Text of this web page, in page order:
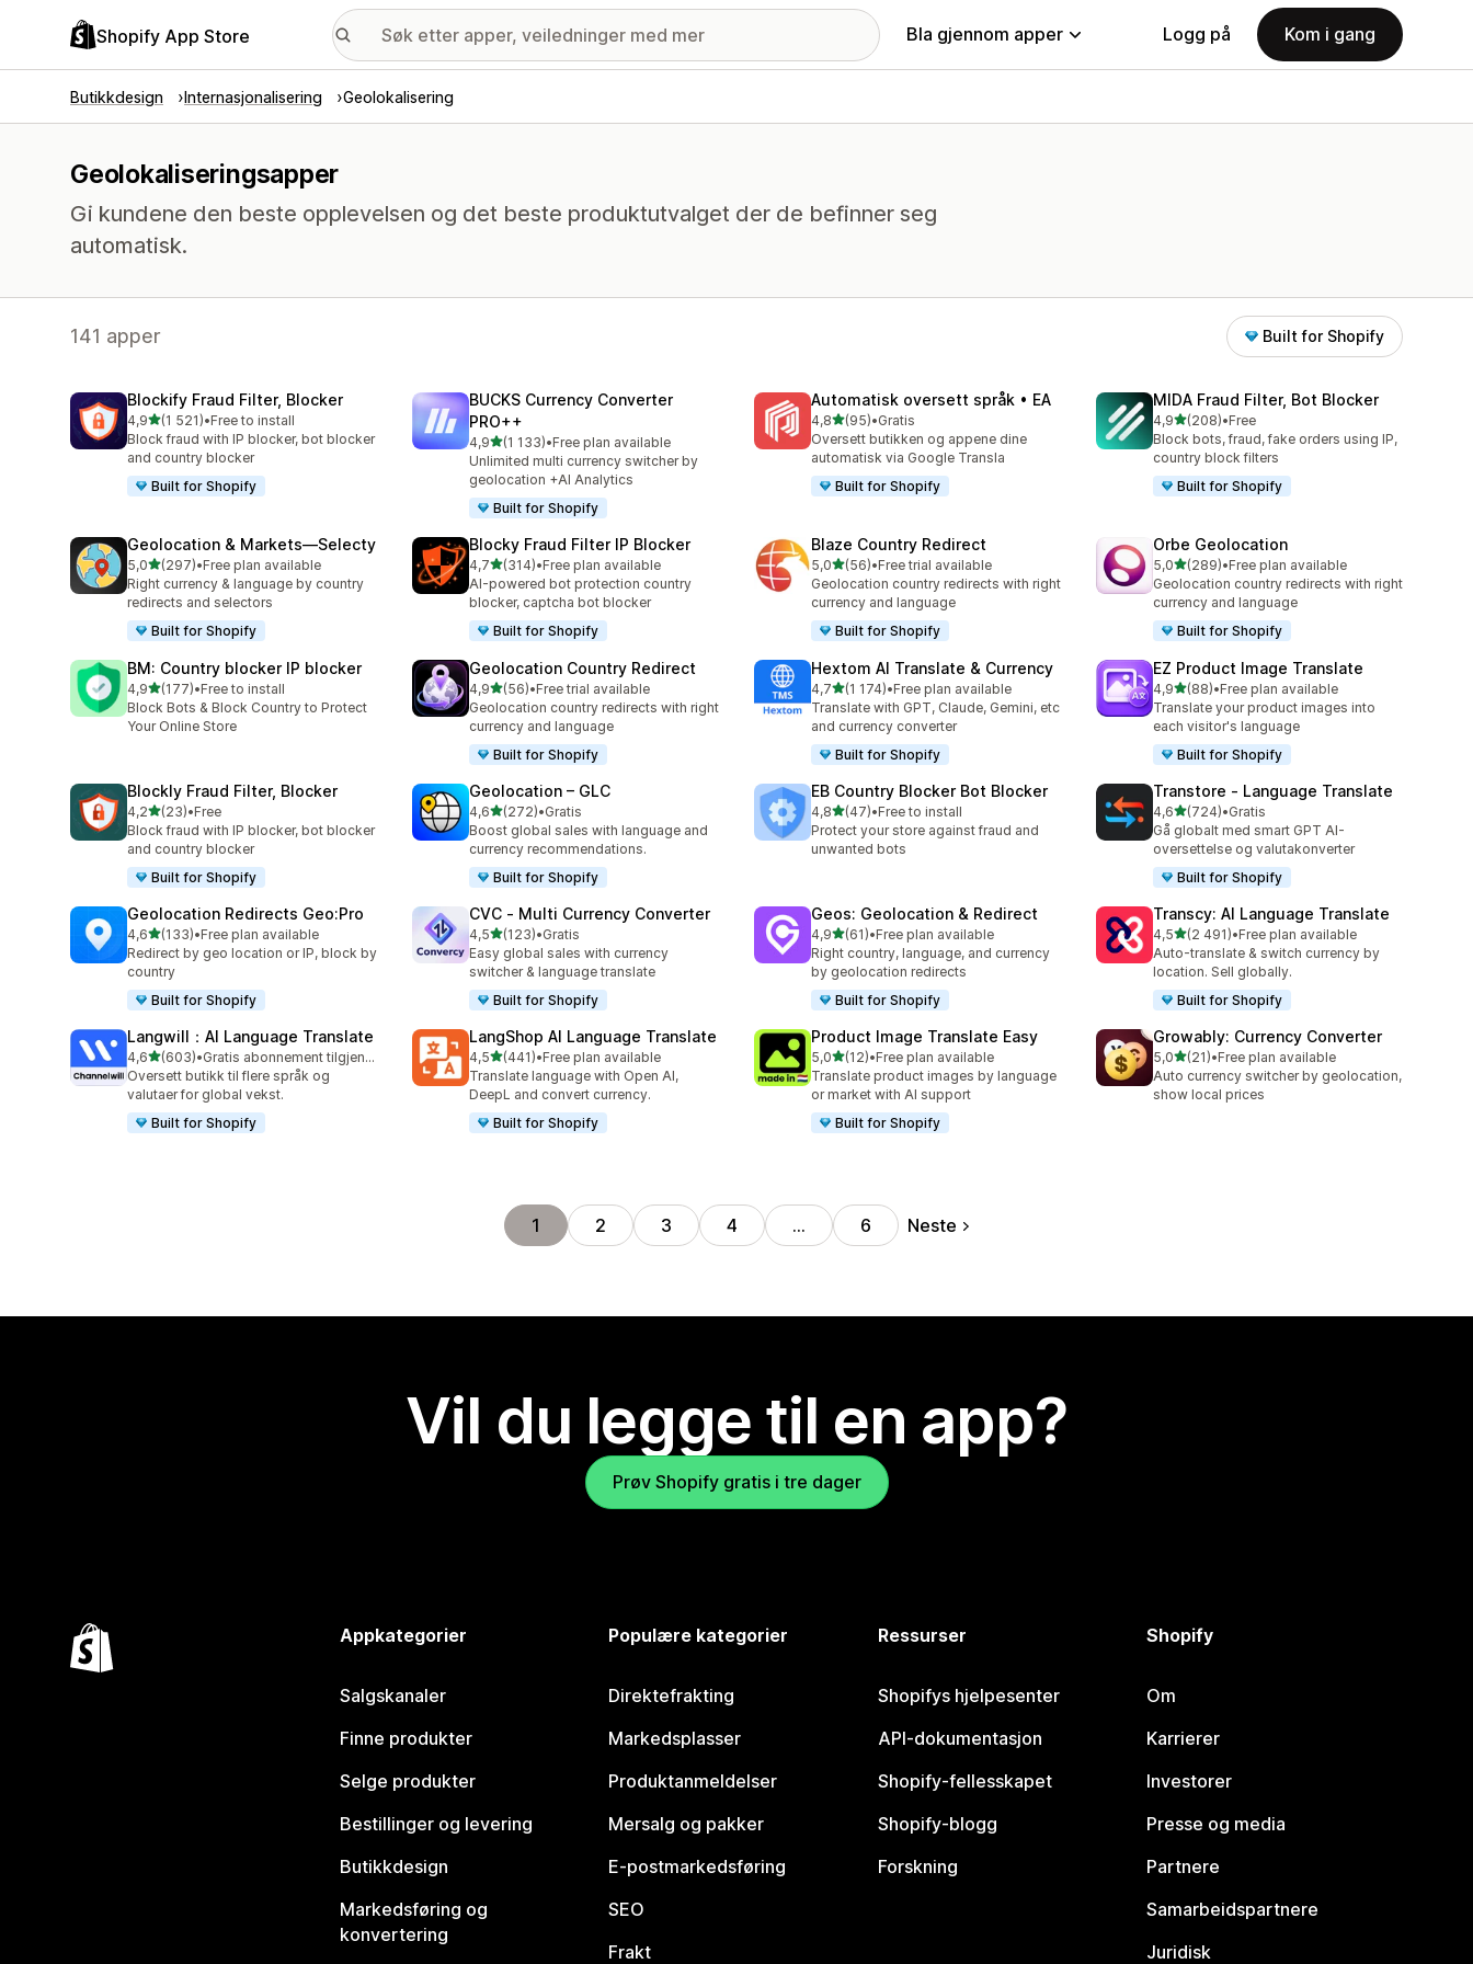
Shopify App Store Bla gjennom apper Logg på Kom i gang
Butikkdesign Internasjonalisering Geolokalisering
Geolokaliseringsapper
Gi kundene den beste opplevelsen og det beste produktutvalget der de befinner seg
automatisk.
141 apper Built for Shopify
Blockify Fraud Filter, Blocker
4,9av 5 stjerner
(1 521)
Totalt 1521 omtaler
•Free to install
Block fraud with IP blocker, bot blocker
and country blocker
Built for Shopify
BUCKS Currency Converter
PRO++
4,9av 5 stjerner
(1 133)
Totalt 1133 omtaler
•Free plan available
Unlimited multi currency switcher by
geolocation +AI Analytics
Built for Shopify
Automatisk oversett språk • EA
4,8av 5 stjerner
(95)
Totalt 95 omtaler
•Gratis
Oversett butikken og appene dine
automatisk via Google Transla
Built for Shopify
MIDA Fraud Filter, Bot Blocker
4,9av 5 stjerner
(208)
Totalt 208 omtaler
•Free
Block bots, fraud, fake orders using IP,
country block filters
Built for Shopify
Geolocation & Markets—Selecty
5,0av 5 stjerner
(297)
Totalt 297 omtaler
•Free plan available
Right currency & language by country
redirects and selectors
Built for Shopify
Blocky Fraud Filter IP Blocker
4,7av 5 stjerner
(314)
Totalt 314 omtaler
•Free plan available
AI-powered bot protection country
blocker, captcha bot blocker
Built for Shopify
Blaze Country Redirect
5,0av 5 stjerner
(56)
Totalt 56 omtaler
•Free trial available
Geolocation country redirects with right
currency and language
Built for Shopify
Orbe Geolocation
5,0av 5 stjerner
(289)
Totalt 289 omtaler
•Free plan available
Geolocation country redirects with right
currency and language
Built for Shopify
BM: Country blocker IP blocker
4,9av 5 stjerner
(177)
Totalt 177 omtaler
•Free to install
Block Bots & Block Country to Protect
Your Online Store
Geolocation Country Redirect
4,9av 5 stjerner
(56)
Totalt 56 omtaler
•Free trial available
Geolocation country redirects with right
currency and language
Built for Shopify
Hextom AI Translate & Currency
4,7av 5 stjerner
(1 174)
Totalt 1174 omtaler
•Free plan available
Translate with GPT, Claude, Gemini, etc
and currency converter
Built for Shopify
EZ Product Image Translate
4,9av 5 stjerner
(88)
Totalt 88 omtaler
•Free plan available
Translate your product images into
each visitor's language
Built for Shopify
Blockly Fraud Filter, Blocker
4,2av 5 stjerner
(23)
Totalt 23 omtaler
•Free
Block fraud with IP blocker, bot blocker
and country blocker
Built for Shopify
Geolocation – GLC
4,6av 5 stjerner
(272)
Totalt 272 omtaler
•Gratis
Boost global sales with language and
currency recommendations.
Built for Shopify
EB Country Blocker Bot Blocker
4,8av 5 stjerner
(47)
Totalt 47 omtaler
•Free to install
Protect your store against fraud and
unwanted bots
Transtore ‑ Language Translate
4,6av 5 stjerner
(724)
Totalt 724 omtaler
•Gratis
Gå globalt med smart GPT AI-
oversettelse og valutakonverter
Built for Shopify
Geolocation Redirects Geo:Pro
4,6av 5 stjerner
(133)
Totalt 133 omtaler
•Free plan available
Redirect by geo location or IP, block by
country
Built for Shopify
CVC ‑ Multi Currency Converter
4,5av 5 stjerner
(123)
Totalt 123 omtaler
•Gratis
Easy global sales with currency
switcher & language translate
Built for Shopify
Geos: Geolocation & Redirect
4,9av 5 stjerner
(61)
Totalt 61 omtaler
•Free plan available
Right country, language, and currency
by geolocation redirects
Built for Shopify
Transcy: AI Language Translate
4,5av 5 stjerner
(2 491)
Totalt 2491 omtaler
•Free plan available
Auto-translate & switch currency by
location. Sell globally.
Built for Shopify
Langwill：AI Language Translate
4,6av 5 stjerner
(603)
Totalt 603 omtaler
•
Gratis abonnement tilgjengelig
Oversett butikk til flere språk og
valutaer for global vekst.
Built for Shopify
LangShop AI Language Translate
4,5av 5 stjerner
(441)
Totalt 441 omtaler
•Free plan available
Translate language with Open AI,
DeepL and convert currency.
Built for Shopify
Product Image Translate Easy
5,0av 5 stjerner
(12)
Totalt 12 omtaler
•Free plan available
Translate product images by language
or market with AI support
Built for Shopify
Growably: Currency Converter
5,0av 5 stjerner
(21)
Totalt 21 omtaler
•Free plan available
Auto currency switcher by geolocation,
show local prices
1 2 3 4 … 6 Neste
Vil du legge til en app?
Prøv Shopify gratis i tre dager
Appkategorier
Salgskanaler
Finne produkter
Selge produkter
Bestillinger og levering
Butikkdesign
Markedsføring og
konvertering
Populære kategorier
Direktefrakting
Markedsplasser
Produktanmeldelser
Mersalg og pakker
E-postmarkedsføring
SEO
Frakt
Ressurser
Shopifys hjelpesenter
API-dokumentasjon
Shopify-fellesskapet
Shopify-blogg
Forskning
Shopify
Om
Karrierer
Investorer
Presse og media
Partnere
Samarbeidspartnere
Juridisk